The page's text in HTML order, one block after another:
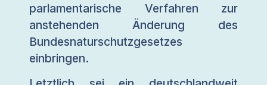
parlamentarische Verfahren zur
anstehenden Änderung des
Bundesnaturschutzgesetzes
einbringen.